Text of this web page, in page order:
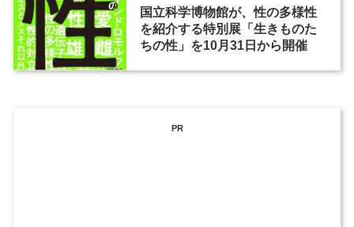
国立科学博物館が、性の多様性
を紹介する特別展「生きものた
ちの性」を10月31日から開催
PR